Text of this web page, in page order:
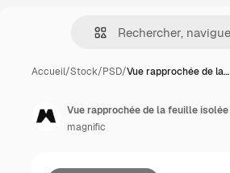
Accueil/Stock/PSD/Vue rapprochée de la…
Vue rapprochée de la feuille isolée
magnific